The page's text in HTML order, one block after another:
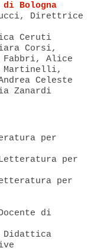
Bologna
Direttrice
Ceruti
Corsi,
Fabbri, Alice
Martinelli,
Celeste
Zanardi
per
per
per
di
Didattica